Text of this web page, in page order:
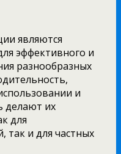
являются
эффективного и
разнообразных
и
делают их
для
так и для частных